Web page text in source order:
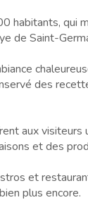
habitants, qui
de Saint-
des
aux
et des
et
plus encore.